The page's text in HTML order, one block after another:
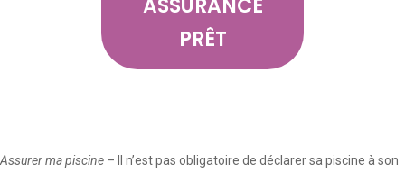
ASSURANCE
PRÊT
Assurer ma piscine – Il n’est pas obligatoire de déclarer sa piscine à son